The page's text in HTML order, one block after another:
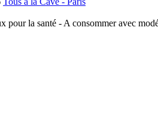
pour la santé - A consommer avec